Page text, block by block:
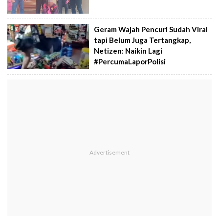
Geram Wajah Pencuri Sudah Viral
tapi Belum Juga Tertangkap,
Netizen: Naikin Lagi
#PercumaLaporPolisi